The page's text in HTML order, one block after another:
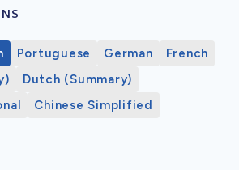
Portuguese German
French
Dutch (Summary)
Chinese Simplified